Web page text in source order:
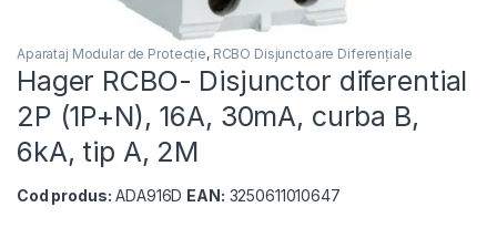
Aparataj Modular de Protecție, RCBO Disjunctoare Diferențiale
Hager RCBO- Disjunctor diferential
2P (1P+N), 16A, 30mA, curba B,
6kA, tip A, 2M
Cod produs: ADA916D EAN: 3250611010647